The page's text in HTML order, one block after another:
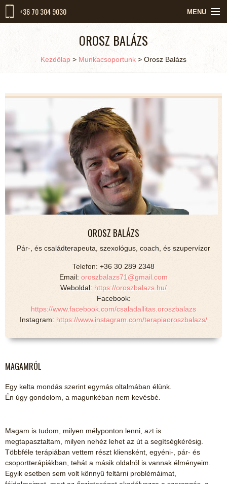
+36 70 304 9030 MENU
RÓLUNK
KIKET VÁRUNK
HÍREK
KAPCSOLAT
OROSZ BALÁZS
Kezdőlap > Munkacsoportunk > Orosz Balázs
OROSZ BALÁZS
Pár-, és családterapeuta, szexológus, coach, és szupervízor
Telefon: +36 30 289 2348
Email: oroszbalazs71@gmail.com
Weboldal: https://oroszbalazs.hu/
Facebook:
https://www.facebook.com/csaladallitas.oroszbalazs
Instagram: https://www.instagram.com/terapiaoroszbalazs/
MAGAMRÓL
Egy kelta mondás szerint egymás oltalmában élünk.
Én úgy gondolom, a magunkéban nem kevésbé.
Magam is tudom, milyen mélyponton lenni, azt is
megtapasztaltam, milyen nehéz lehet az út a segítségkérésig.
Többféle terápiában vettem részt kliensként, egyéni-, pár- és
csoportterápiákban, tehát a másik oldalról is vannak élményeim.
Egyik esetben sem volt könnyű feltárni problémáimat,